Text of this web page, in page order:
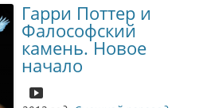
Гарри Поттер и
Фалософский
камень. Новое
начало